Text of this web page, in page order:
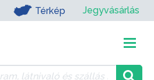
Térkép Jegyvásárlás